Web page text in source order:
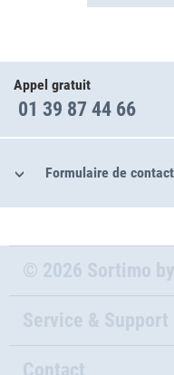
Appel gratuit
01 39 87 44 66
Formulaire de contact
© 2026 Sortimo
Service & Support
Contact